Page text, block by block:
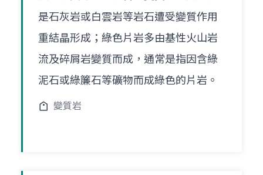
是石灰岩或白雲岩等岩石遭受變質作用
重結晶形成；綠色片岩多由基性火山岩
流及碎屑岩變質而成，通常是指因含綠
泥石或綠簾石等礦物而成綠色的片岩。
變質岩